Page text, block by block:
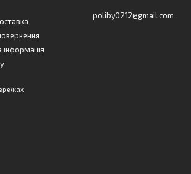
інформація
poliby0212@gmail.com